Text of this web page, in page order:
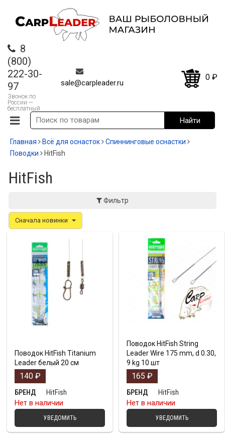
8
(800)
222-30-
97
Звонок по
России —
бесплатный
sale@carpleader.ru
0 ₽
Главная Всё для оснасток
Спиннинговые оснастки
Поводки
HitFish
HitFish
Фильтр
Сначала новинки
Поводок HitFish Titanium
Leader белый 20 см
140 ₽
БРЕНД
HitFish
Нет в наличии
УВЕДОМИТЬ
Поводок HitFish String
Leader Wire 175 mm, d 0.30,
9 kg 10 шт
165 ₽
БРЕНД
HitFish
Нет в наличии
УВЕДОМИТЬ